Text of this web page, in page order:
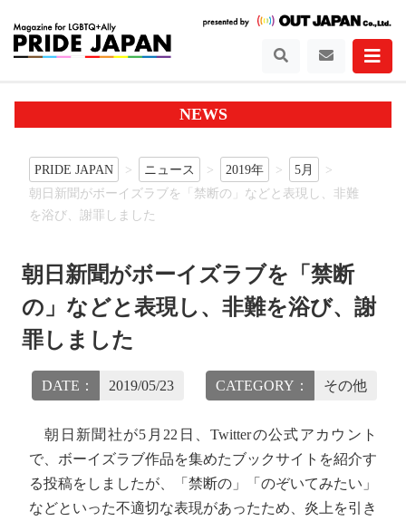
NEWS
PRIDE JAPAN ニュース 2019年
5月
朝日新聞がボーイズラブを「禁断の」などと表現し、非難
を浴び、謝罪しました
朝日新聞がボーイズラブを「禁断
の」などと表現し、非難を浴び、謝
罪しました
DATE： 2019/05/23 CATEGORY： その他
朝日新聞社が5月22日、Twitterの公式アカウント
で、ボーイズラブ作品を集めたブックサイトを紹介す
る投稿をしましたが、「禁断の」「のぞいてみたい」
などといった不適切な表現があったため、炎上を引き